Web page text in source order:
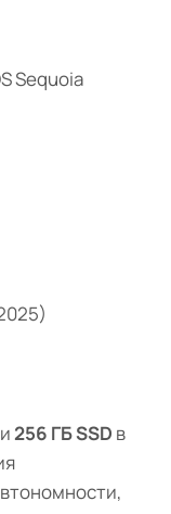
Sequoia
и256 ГБ SSD в